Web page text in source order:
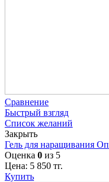
Сравнение
Быстрый взгляд
Список желаний
Закрыть
Гель для наращивания
Оценка 0 из 5
Цена: 5 850 тг.
Купить